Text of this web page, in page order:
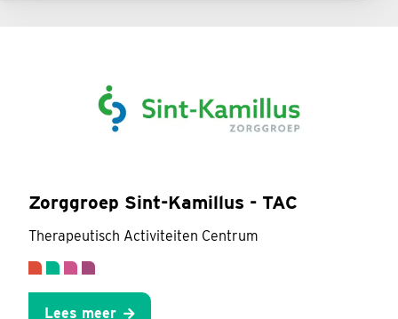
Zorggroep Sint-Kamillus - TAC
Therapeutisch Activiteiten Centrum
Lees meer